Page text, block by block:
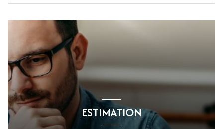
ESTIMATION